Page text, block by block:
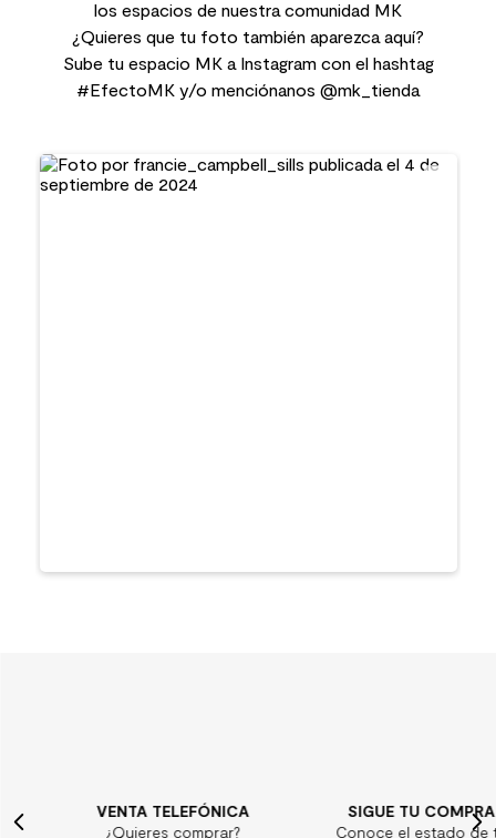
los espacios de nuestra comunidad MK
¿Quieres que tu foto también aparezca aquí?
Sube tu espacio MK a Instagram con el hashtag
#EfectoMK y/o menciónanos @mk_tienda
VENTA TELEFÓNICA
¿Quieres comprar?
SIGUE TU COMPRA
Conoce el estado de tu